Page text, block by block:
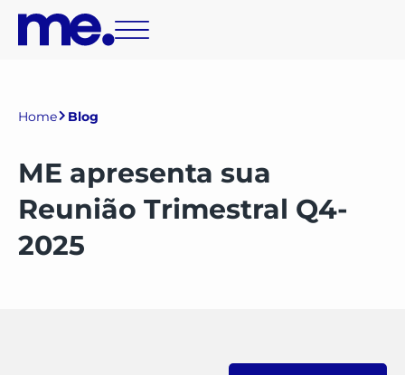
Home Blog
ME apresenta sua
Reunião Trimestral Q4-
2025